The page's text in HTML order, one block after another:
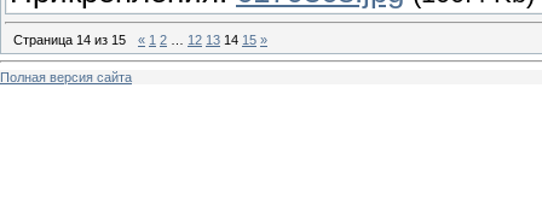
Страница 14 из 15 « 1 2 12 13 14 15 »
Полная версия сайта